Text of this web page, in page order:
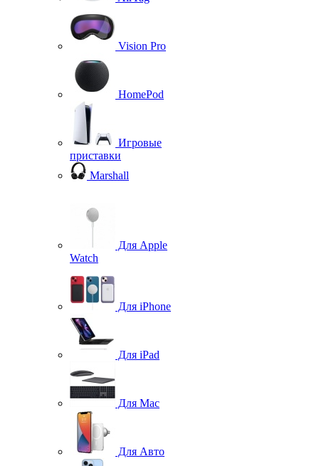
Vision Pro
HomePod
Игровые
приставки
Marshall
Для Apple
Watch
Для iPhone
Для iPad
Для Mac
Для Авто